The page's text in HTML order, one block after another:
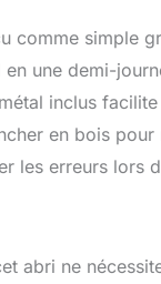
comme simple
une demi-
inclus
en bois
les erreurs lors
abri ne